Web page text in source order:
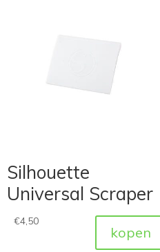
Silhouette
Universal Scraper
€4,50
kopen